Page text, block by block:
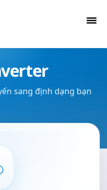
sang định dạng bạn